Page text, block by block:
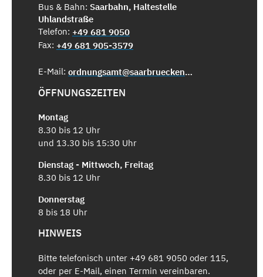
Bus & Bahn: Saarbahn, Haltestelle
Uhlandstraße
Telefon: +49 681 9050
Fax: +49 681 905-3579
E-Mail: ordnungsamt@saarbruecken.de
ÖFFNUNGSZEITEN
Montag
8.30 bis 12 Uhr
und 13.30 bis 15:30 Uhr
Dienstag - Mittwoch, Freitag
8.30 bis 12 Uhr
Donnerstag
8 bis 18 Uhr
HINWEIS
Bitte telefonisch unter +49 681 9050 oder 115,
oder per E-Mail, einen Termin vereinbaren.